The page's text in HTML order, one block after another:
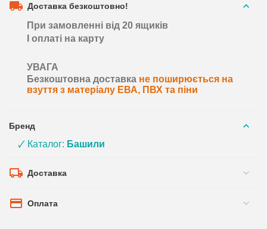
Доставка безкоштовно!
При замовленні від 20 ящиків
І оплаті на карту
УВАГА
Безкоштовна доставка не поширюється на
взуття з матеріалу ЕВА, ПВХ та піни
Бренд
🗸 Каталог: Башили
Доставка
Оплата